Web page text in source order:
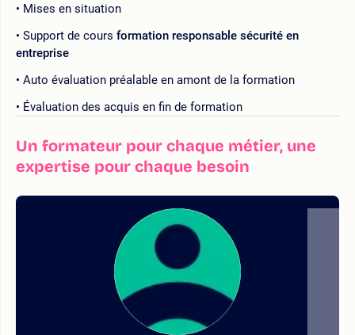
Mises en situation
Support de cours formation responsable sécurité en
entreprise
Auto évaluation préalable en amont de la formation
Évaluation des acquis en fin de formation
Un formateur pour chaque métier, une
expertise pour chaque besoin